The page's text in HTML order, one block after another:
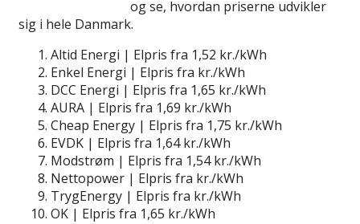
og se, hvordan priserne udvikler
sig i hele Danmark.
Altid Energi | Elpris fra 1,52 kr./kWh
Enkel Energi | Elpris fra kr./kWh
DCC Energi | Elpris fra 1,65 kr./kWh
AURA | Elpris fra 1,69 kr./kWh
Cheap Energy | Elpris fra 1,75 kr./kWh
EVDK | Elpris fra 1,64 kr./kWh
Modstrøm | Elpris fra 1,54 kr./kWh
Nettopower | Elpris fra kr./kWh
TrygEnergy | Elpris fra kr./kWh
OK | Elpris fra 1,65 kr./kWh